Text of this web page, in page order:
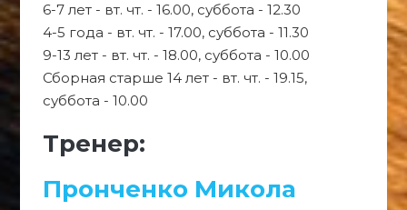
6-7 лет - вт. чт. - 16.00, суббота - 12.30
4-5 года - вт. чт. - 17.00, суббота - 11.30
9-13 лет - вт. чт. - 18.00, суббота - 10.00
Сборная старше 14 лет - вт. чт. - 19.15,
суббота - 10.00
Тренер:
Пронченко Микола